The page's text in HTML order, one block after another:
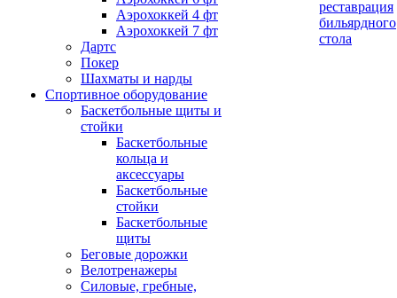
Аэрохоккей 4 фт
Аэрохоккей 7 фт
Дартс
Покер
Шахматы и нарды
Спортивное оборудование
Баскетбольные щиты и
стойки
Баскетбольные
кольца и
аксессуары
Баскетбольные
стойки
Баскетбольные
щиты
Беговые дорожки
Велотренажеры
Силовые, гребные,
реставрация
бильярдного
стола